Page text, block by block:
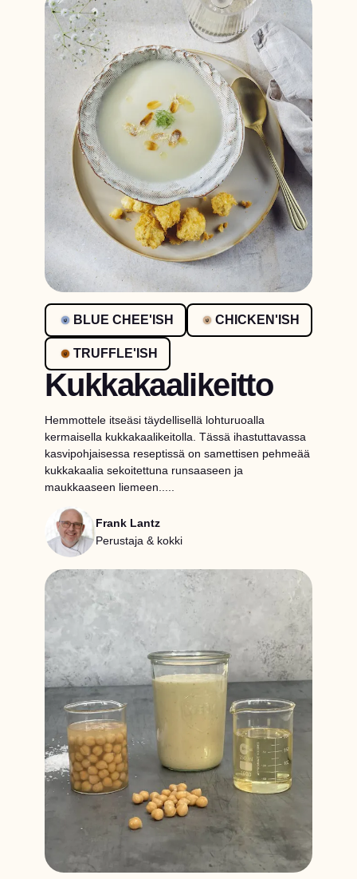
BLUE CHEE'ISH CHICKEN'ISH
TRUFFLE'ISH
Kukkakaalikeitto
Hemmottele itseäsi täydellisellä lohturuoalla
kermaisella kukkakaalikeitolla. Tässä ihastuttavassa
kasvipohjaisessa reseptissä on samettisen pehmeää
kukkakaalia sekoitettuna runsaaseen ja
maukkaaseen liemeen.....
Frank Lantz
Perustaja & kokki